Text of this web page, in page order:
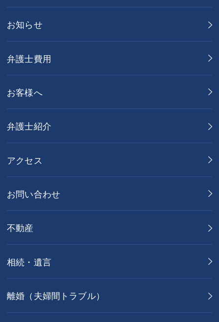
お知らせ
弁護士費用
お客様へ
弁護士紹介
アクセス
お問い合わせ
不動産
相続・遺言
離婚（夫婦間トラブル）